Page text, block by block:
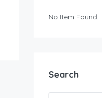
No Item Found.
Search